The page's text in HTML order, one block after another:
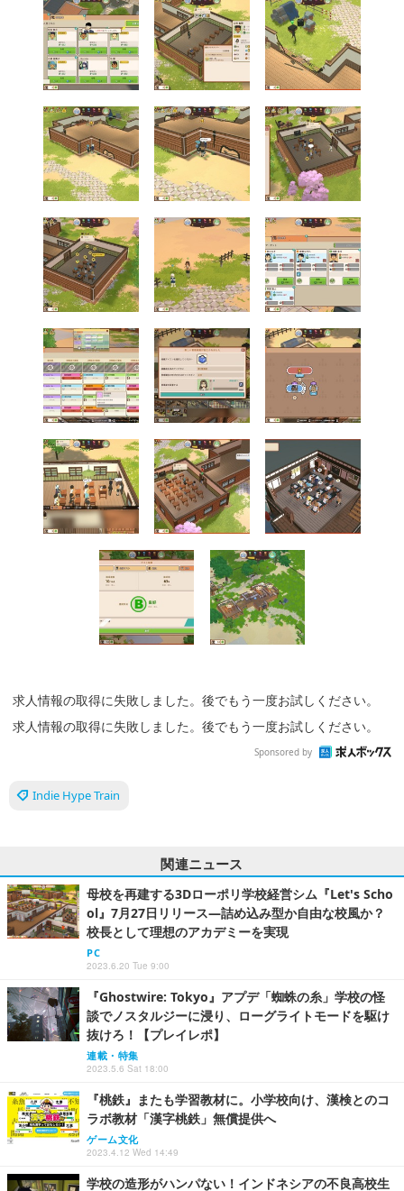
求人情報の取得に失敗しました。後でもう一度お試しください。
求人情報の取得に失敗しました。後でもう一度お試しください。
Sponsored by
Indie Hype Train
関連ニュース
母校を再建する3Dローポリ学校経営シム『Let's Scho
ol』7月27日リリース―詰め込み型か自由な校風か？
校長として理想のアカデミーを実現
PC
2023.6.20 Tue 9:00
『Ghostwire: Tokyo』アプデ「蜘蛛の糸」学校の怪
談でノスタルジーに浸り、ローグライトモードを駆け
抜けろ！【プレイレポ】
連載・特集
2023.5.6 Sat 18:00
『桃鉄』またも学習教材に。小学校向け、漢検とのコ
ラボ教材「漢字桃鉄」無償提供へ
ゲーム文化
2023.4.12 Wed 14:49
学校の造形がハンパない！インドネシアの不良高校生